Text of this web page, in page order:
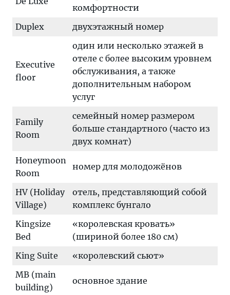
комфортности
Duplex
двухэтажный номер
Executive
floor
один или несколько этажей в
отеле с более высоким уровнем
обслуживания, а также
дополнительным набором
услуг
Family
Room
семейный номер размером
больше стандартного (часто из
двух комнат)
Honeymoon
Room
номер для молодожёнов
HV (Holiday
Village)
отель, представляющий собой
комплекс бунгало
Kingsize
Bed
«королевская кровать»
(шириной более 180 см)
King Suite
«королевский сьют»
MB (main
building)
основное здание